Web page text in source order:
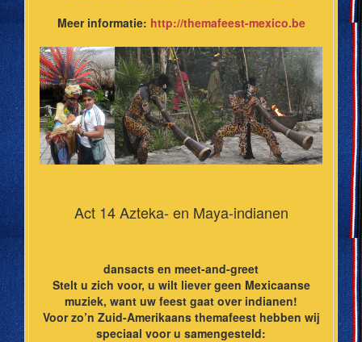
Meer informatie: http://themafeest-mexico.be
Act 14 Azteka- en Maya-indianen
dansacts en meet-and-greet
Stelt u zich voor, u wilt liever geen Mexicaanse
muziek, want uw feest gaat over indianen!
Voor zo’n Zuid-Amerikaans themafeest hebben wij
speciaal voor u samengesteld: